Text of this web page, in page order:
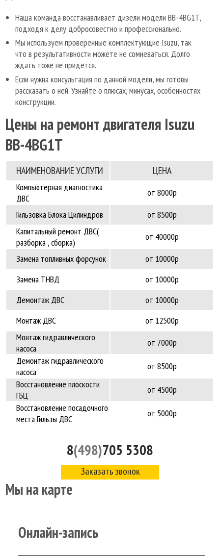
Наша команда восстанавливает дизели модели BB-4BG1T,
подходя к делу добросовестно и профессионально.
Мы используем проверенные комплектующие Isuzu, так
что в результативности можете не сомневаться. Долго
ждать тоже не придется.
Если нужна консультация по данной модели, мы готовы
рассказать о ней. Узнайте о плюсах, минусах, особенностях
конструкции.
Цены на ремонт двигателя Isuzu
BB-4BG1T
НАИМЕНОВАНИЕ УCЛУГИ ЦЕНА
Компьютерная диагностика
ДВС
от 8000р
Гильзовка Блока Цилиндров
от 8500р
Капитальный ремонт ДВС(
разборка , сборка)
от 40000р
Замена топливных форсунок
от 10000р
Замена ТНВД
от 10000р
Демонтаж ДВС
от 10000р
Монтаж ДВС
от 12500р
Монтаж гидравлического
насоса
от 7000р
Демонтаж гидравлического
насоса
от 8500р
Восстановление плоскости
ГБЦ
от 4500р
Восстановление посадочного
места Гильзы ДВС
от 5000р
8(498)705 5308
Заказать звонок
Мы на карте
Онлайн-запись